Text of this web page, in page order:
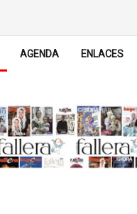
AGENDA ENLACES